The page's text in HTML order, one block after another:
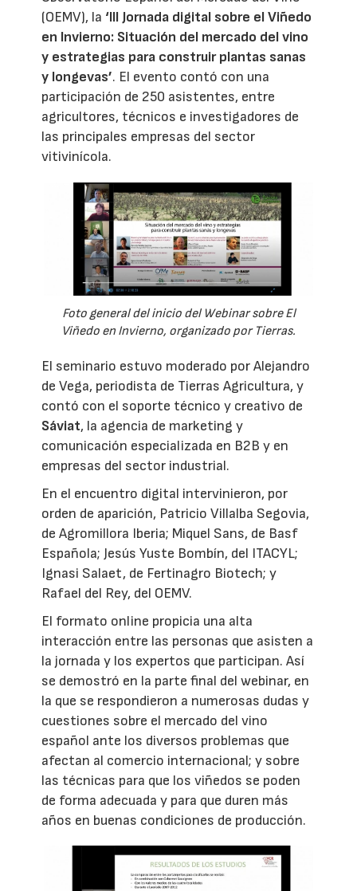
(OEMV), la ‘III Jornada digital sobre el Viñedo
en Invierno: Situación del mercado del vino
y estrategias para construir plantas sanas
y longevas’. El evento contó con una
participación de 250 asistentes, entre
agricultores, técnicos e investigadores de
las principales empresas del sector
vitivinícola.
Foto general del inicio del Webinar sobre El
Viñedo en Invierno, organizado por Tierras.
El seminario estuvo moderado por Alejandro
de Vega, periodista de Tierras Agricultura, y
contó con el soporte técnico y creativo de
Sáviat, la agencia de marketing y
comunicación especializada en B2B y en
empresas del sector industrial.
En el encuentro digital intervinieron, por
orden de aparición, Patricio Villalba Segovia,
de Agromillora Iberia; Miquel Sans, de Basf
Española; Jesús Yuste Bombín, del ITACYL;
Ignasi Salaet, de Fertinagro Biotech; y
Rafael del Rey, del OEMV.
El formato online propicia una alta
interacción entre las personas que asisten a
la jornada y los expertos que participan. Así
se demostró en la parte final del webinar, en
la que se respondieron a numerosas dudas y
cuestiones sobre el mercado del vino
español ante los diversos problemas que
afectan al comercio internacional; y sobre
las técnicas para que los viñedos se poden
de forma adecuada y para que duren más
años en buenas condiciones de producción.